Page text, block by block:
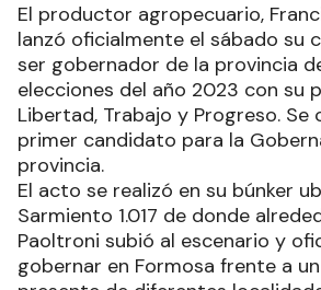
El productor agropecuario,
lanzó oficialmente el sábado su
ser gobernador de la provincia
elecciones del año 2023 con su
Libertad, Trabajo y Progreso. Se
primer candidato para la
provincia.
El acto se realizó en su búnker
Sarmiento 1.017 de donde
Paoltroni subió al escenario y
gobernar en Formosa frente a